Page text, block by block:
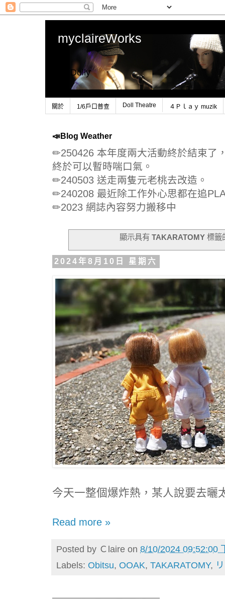
myclaireWorks
1/6 Dolly
關於 1/6戶口普查 Doll Theatre ４Ｐｌａｙ muzik
📣Blog Weather
✏250426 本年度兩大活動終於結束了
終於可以暫時喘口氣。
✏240503 送走兩隻元老桃去改造。
✏240208 最近除工作外心思都在追
✏2023 網誌內容努力搬移中
顯示具有 TAKARATOMY標籤
2024年8月10日 星期六
今天一整個爆炸熱，某人說要去曬
Read more »
Posted by Ｃlaire on 8/10/2024 09:52:00
Labels: Obitsu, OOAK, TAKARATOMY,